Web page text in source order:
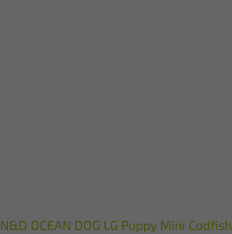
N&D OCEAN DOG LG Puppy Mini Codfish